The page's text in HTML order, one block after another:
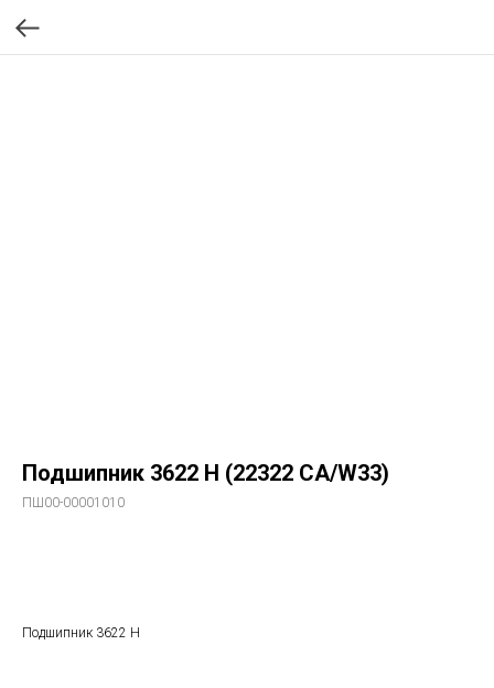
Подшипник 3622 Н (22322 CA/W33)
ПШ00-00001010
Подшипник 3622 Н